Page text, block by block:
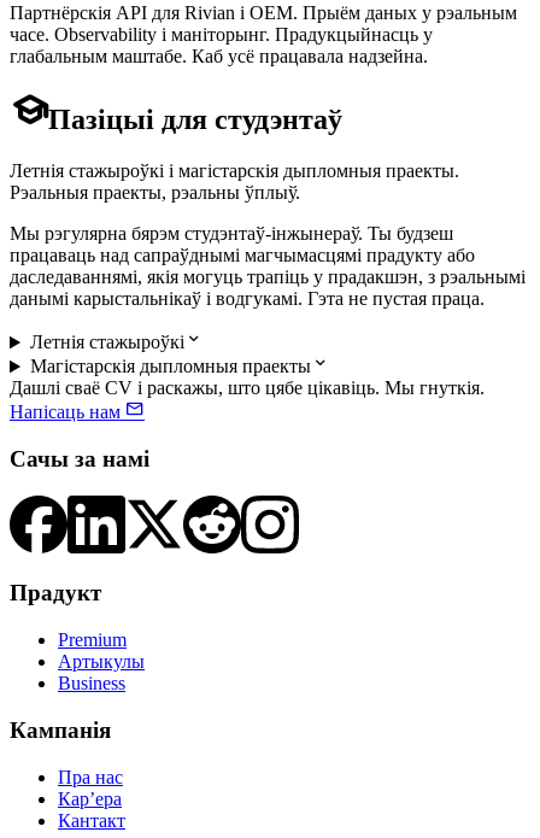
Партнёрскія API для Rivian і OEM. Прыём даных у рэальным
часе. Observability і маніторынг. Прадукцыйнасць у
глабальным маштабе. Каб усё працавала надзейна.
Пазіцыі для студэнтаў
Летнія стажыроўкі і магістарскія дыпломныя праекты.
Рэальныя праекты, рэальны ўплыў.
Мы рэгулярна бярэм студэнтаў-інжынераў. Ты будзеш
працаваць над сапраўднымі магчымасцямі прадукту або
даследаваннямі, якія могуць трапіць у прадакшэн, з рэальнымі
данымі карыстальнікаў і водгукамі. Гэта не пустая праца.
Летнія стажыроўкі 
Магістарскія дыпломныя праекты
Дашлі сваё CV і раскажы, што цябе цікавіць. Мы гнуткія.
Напісаць нам 
Сачы за намі
Прадукт
Premium
Артыкулы
Business
Кампанія
Пра нас
Карʼера
Кантакт